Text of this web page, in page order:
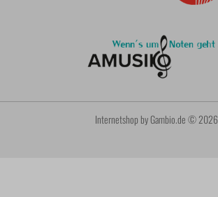
Internetshop by Gambio.de © 2026